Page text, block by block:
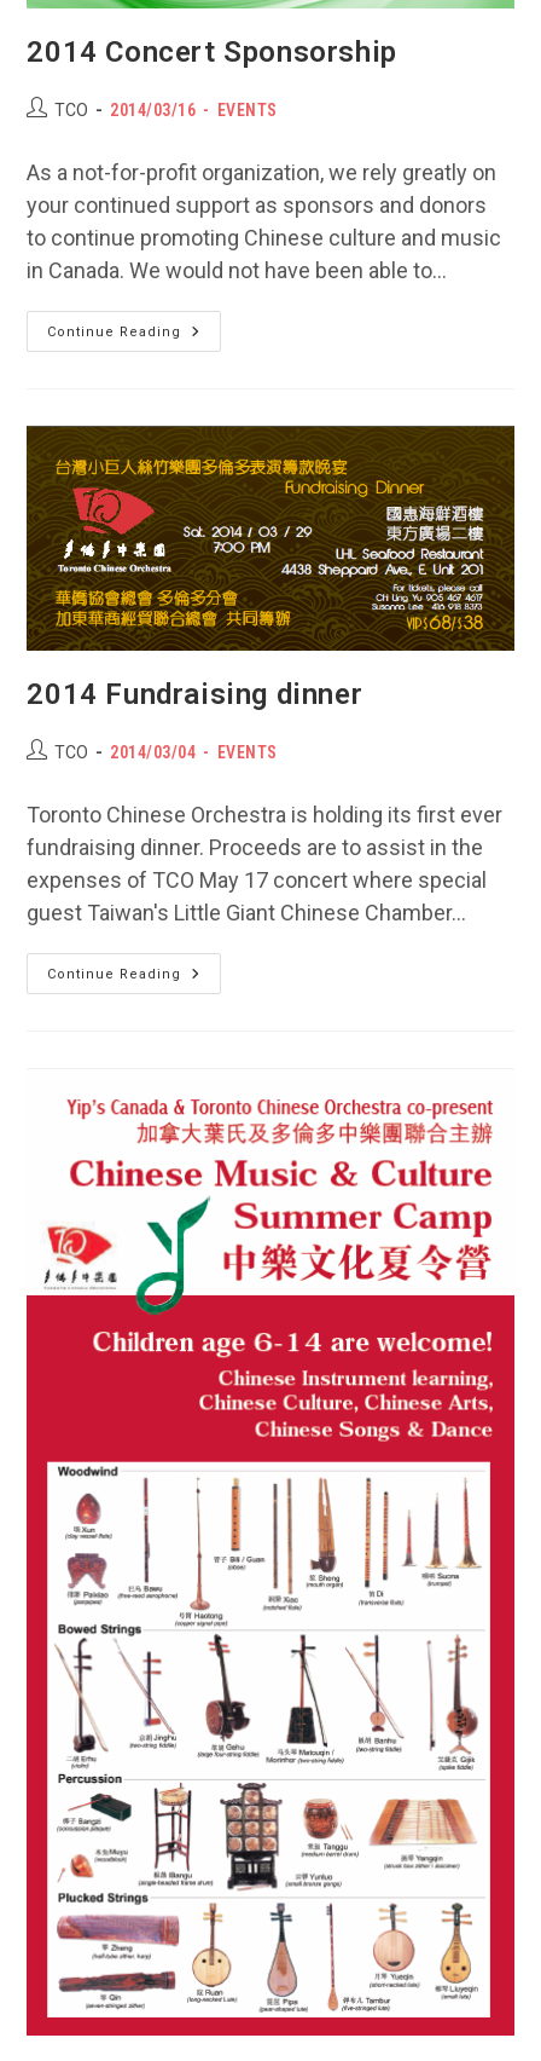
2014 Concert Sponsorship
PostTCO
POST
2014/03/16
Post
EVENTS
As a not-for-profit organization, we rely greatly on
your continued support as sponsors and donors
to continue promoting Chinese culture and music
in Canada. We would not have been able to…
Continue Reading
2014
Concert
2014 Fundraising dinner
PostTCO
POST
2014/03/04
Post
EVENTS
Toronto Chinese Orchestra is holding its first ever
fundraising dinner. Proceeds are to assist in the
expenses of TCO May 17 concert where special
guest Taiwan's Little Giant Chinese Chamber…
Continue Reading
2014
Fundraising